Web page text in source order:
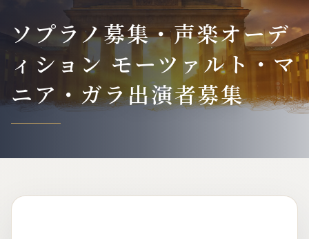
アンダンテ企画
問い合わせ
ドン・キホーテ×大おばさん
ソプラノ募集・声楽オーデ
ィション モーツァルト・マ
ニア・ガラ出演者募集